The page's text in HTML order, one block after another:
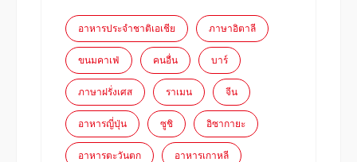
อาหารประจำชาติเอเชีย ภาษาอิตาลี
ขนมคาเฟ่ คนอื่น บาร์
ภาษาฝรั่งเศส ราเมน จีน
อาหารญี่ปุ่น ซูชิ อิซากายะ
อาหารตะวันตก อาหารเกาหลี